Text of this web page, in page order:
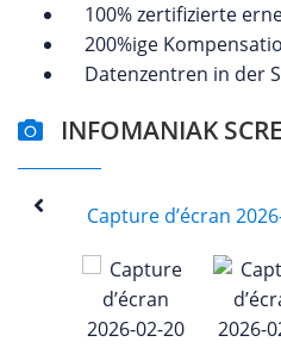
100% zertifizierte
200%ige
Datenzentren in der
INFOMANIAK